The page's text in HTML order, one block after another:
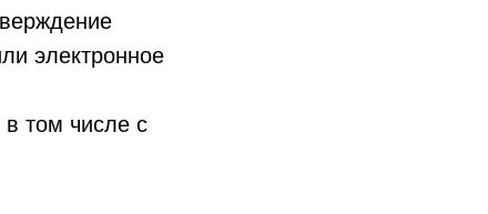
электронное
том числе с